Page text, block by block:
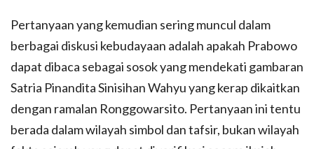
Pertanyaan yang kemudian sering muncul dalam
berbagai diskusi kebudayaan adalah apakah Prabowo
dapat dibaca sebagai sosok yang mendekati gambaran
Satria Pinandita Sinisihan Wahyu yang kerap dikaitkan
dengan ramalan Ronggowarsito. Pertanyaan ini tentu
berada dalam wilayah simbol dan tafsir, bukan wilayah